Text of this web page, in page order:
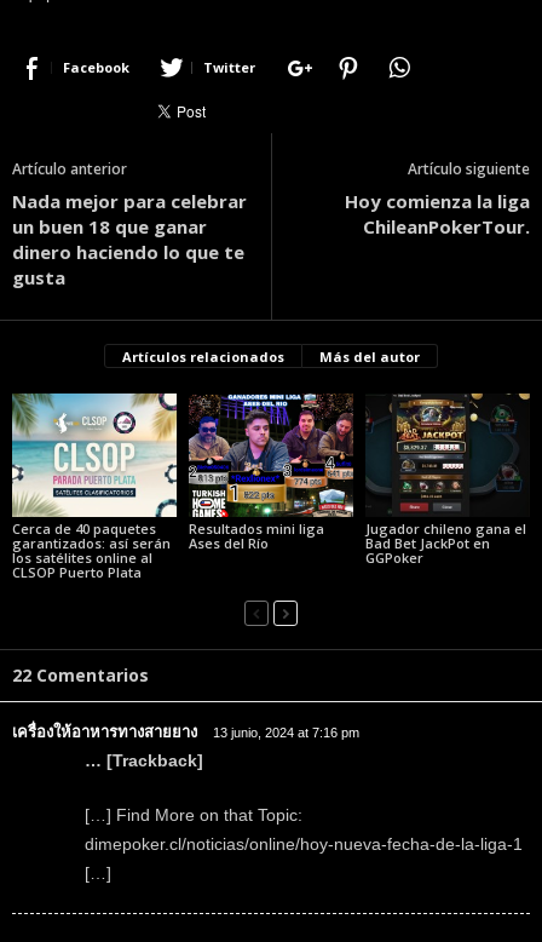
Facebook Twitter
Artículo anterior
Nada mejor para celebrar
un buen 18 que ganar
dinero haciendo lo que te
gusta
Artículo siguiente
Hoy comienza la liga
ChileanPokerTour.
Artículos relacionados Más del autor
Cerca de 40 paquetes
garantizados: así serán
los satélites online al
CLSOP Puerto Plata
Resultados mini liga
Ases del Río
Jugador chileno gana el
Bad Bet JackPot en
GGPoker
22 Comentarios
เครื่องให้อาหารทางสายยาง 13 junio, 2024 at 7:16 pm
… [Trackback]
[…] Find More on that Topic:
dimepoker.cl/noticias/online/hoy-nueva-fecha-de-la-liga-1
[…]